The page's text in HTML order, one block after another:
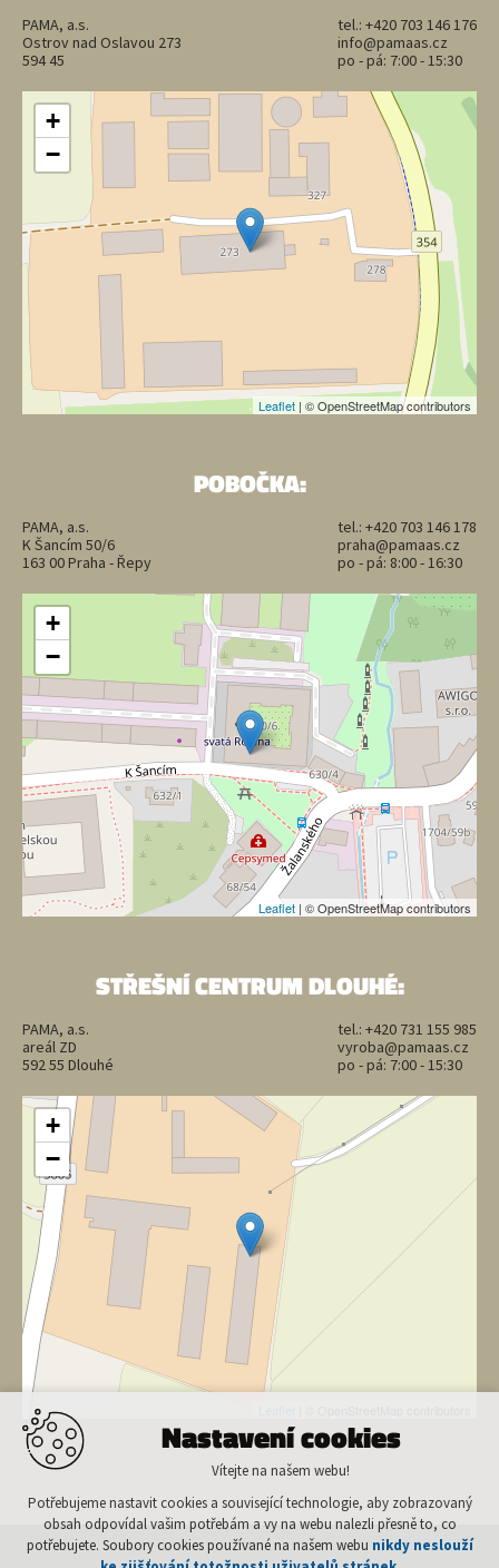
PAMA, a.s.
Ostrov nad Oslavou 273
594 45
tel.: +420 703 146 176
info@pamaas.cz
po - pá: 7:00 - 15:30
+
−
Leaflet | © OpenStreetMap contributors
POBOČKA:
PAMA, a.s.
K Šancím 50/6
163 00 Praha - Řepy
tel.: +420 703 146 178
praha@pamaas.cz
po - pá: 8:00 - 16:30
+
−
Leaflet | © OpenStreetMap contributors
STŘEŠNÍ CENTRUM DLOUHÉ:
PAMA, a.s.
areál ZD
592 55 Dlouhé
tel.: +420 731 155 985
vyroba@pamaas.cz
po - pá: 7:00 - 15:30
+
−
Nastavení cookies
Vítejte na našem webu!
Potřebujeme nastavit cookies a související technologie, aby zobrazovaný
obsah odpovídal vašim potřebám a vy na webu nalezli přesně to, co
potřebujete. Soubory cookies používané na našem webu nikdy neslouží